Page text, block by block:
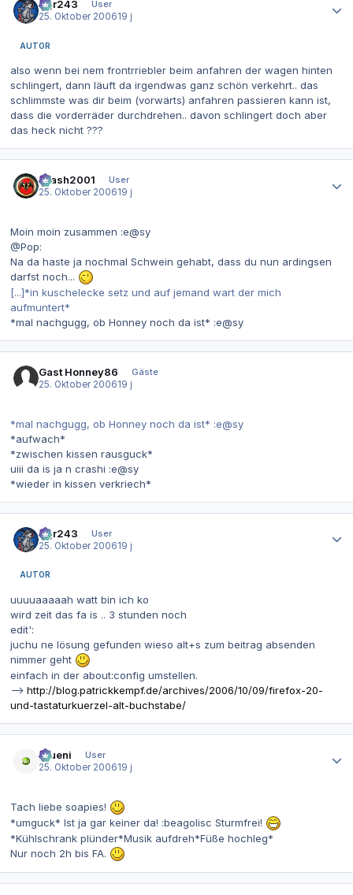
dgr243
User
25. Oktober 200619 j
AUTOR
also wenn bei nem frontrriebler beim anfahren der wagen hinten
schlingert, dann läuft da irgendwas ganz schön verkehrt.. das
schlimmste was dir beim (vorwärts) anfahren passieren kann ist,
dass die vorderräder durchdrehen.. davon schlingert doch aber
das heck nicht ???
Crash2001
User
25. Oktober 200619 j
Moin moin zusammen :e@sy
@Pop:
Na da haste ja nochmal Schwein gehabt, dass du nun ardingsen
darfst noch...
[...]*in kuschelecke setz und auf jemand wart der mich
aufmuntert*
*mal nachgugg, ob Honney noch da ist* :e@sy
Gast Honney86
Gäste
25. Oktober 200619 j
*mal nachgugg, ob Honney noch da ist* :e@sy
*aufwach*
*zwischen kissen rausguck*
uiii da is ja n crashi :e@sy
*wieder in kissen verkriech*
dgr243
User
25. Oktober 200619 j
AUTOR
uuuuaaaaah watt bin ich ko
wird zeit das fa is .. 3 stunden noch
edit':
juchu ne lösung gefunden wieso alt+s zum beitrag absenden
nimmer geht
einfach in der about:config umstellen.
--> http://blog.patrickkempf.de/archives/2006/10/09/firefox-20-
und-tastaturkuerzel-alt-buchstabe/
grueni
User
25. Oktober 200619 j
Tach liebe soapies!
*umguck* Ist ja gar keiner da! :beagolisc Sturmfrei!
*Kühlschrank plünder*Musik aufdreh*Füße hochleg*
Nur noch 2h bis FA.